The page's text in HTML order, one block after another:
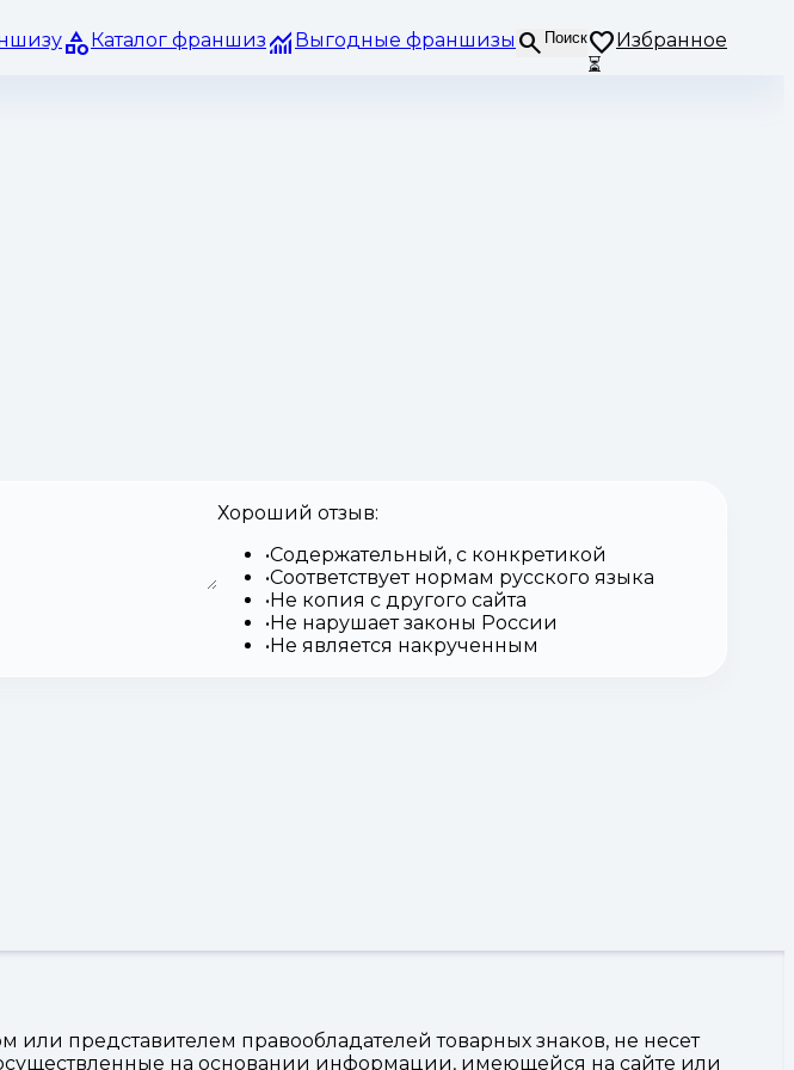
Каталог франшиз Выгодные франшизы Поиск
Избранное
⏳
Хороший отзыв:
Содержательный, с конкретикой
Соответствует нормам русского языка
Не копия с другого сайта
Не нарушает законы России
Не является накрученным
представителем правообладателей товарных знаков, не несет
на основании информации, имеющейся на сайте или